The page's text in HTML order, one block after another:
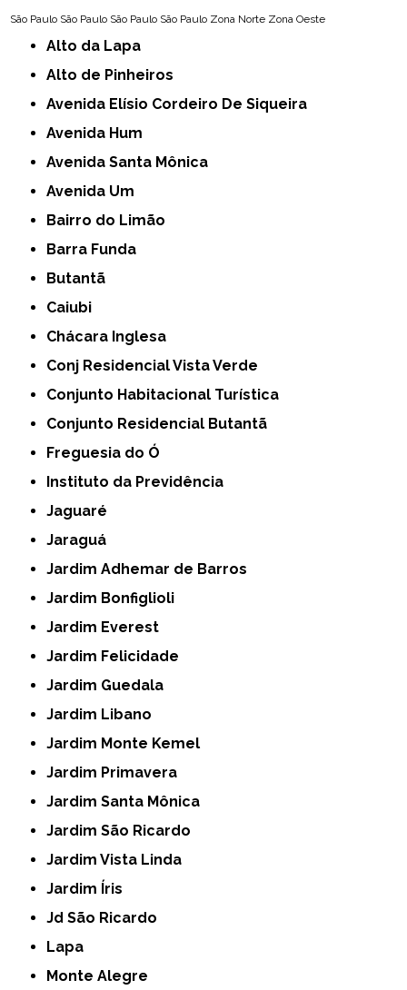
São Paulo São Paulo São Paulo São Paulo Zona Norte Zona Oeste
Alto da Lapa
Alto de Pinheiros
Avenida Elísio Cordeiro De Siqueira
Avenida Hum
Avenida Santa Mônica
Avenida Um
Bairro do Limão
Barra Funda
Butantã
Caiubi
Chácara Inglesa
Conj Residencial Vista Verde
Conjunto Habitacional Turística
Conjunto Residencial Butantã
Freguesia do Ó
Instituto da Previdência
Jaguaré
Jaraguá
Jardim Adhemar de Barros
Jardim Bonfiglioli
Jardim Everest
Jardim Felicidade
Jardim Guedala
Jardim Libano
Jardim Monte Kemel
Jardim Primavera
Jardim Santa Mônica
Jardim São Ricardo
Jardim Vista Linda
Jardim Íris
Jd São Ricardo
Lapa
Monte Alegre